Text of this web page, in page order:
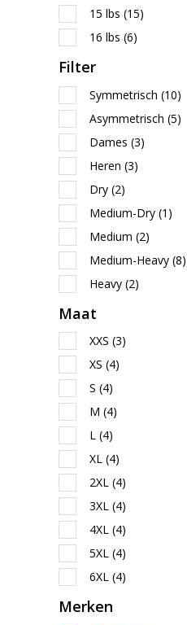
15 lbs (15)
16 lbs (6)
Filter
Symmetrisch (10)
Asymmetrisch (5)
Dames (3)
Heren (3)
Dry (2)
Medium-Dry (1)
Medium (2)
Medium-Heavy (8)
Heavy (2)
Maat
XXS (3)
XS (4)
S (4)
M (4)
L (4)
XL (4)
2XL (4)
3XL (4)
4XL (4)
5XL (4)
6XL (4)
Merken